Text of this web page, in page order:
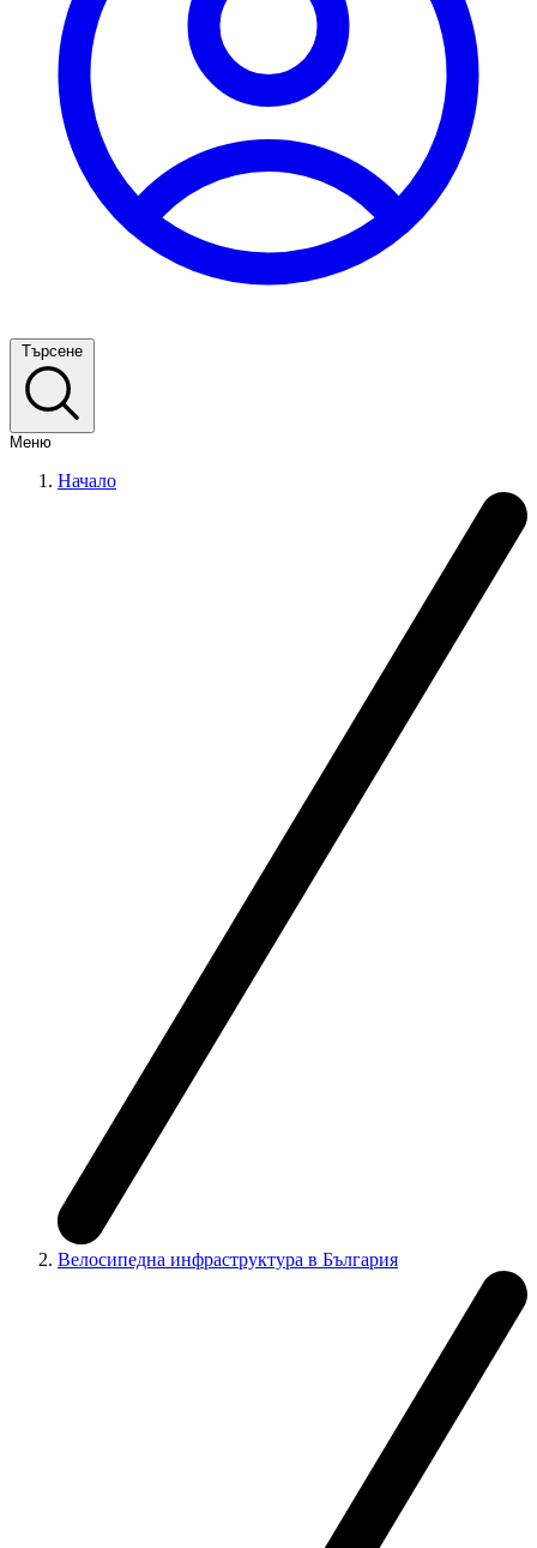
Търсене
Меню
Начало
Велосипедна инфраструктура в България